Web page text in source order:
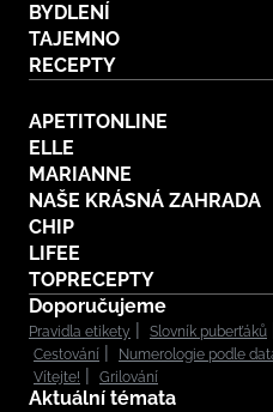
BYDLENÍ
TAJEMNO
RECEPTY
APETITONLINE
ELLE
MARIANNE
NAŠE KRÁSNÁ ZAHRADA
CHIP
LIFEE
TOPRECEPTY
Doporučujeme
Pravidla etikety Slovník puberťáků
Cestování
Numerologie podle
Vítejte!
Grilování
Aktuální témata